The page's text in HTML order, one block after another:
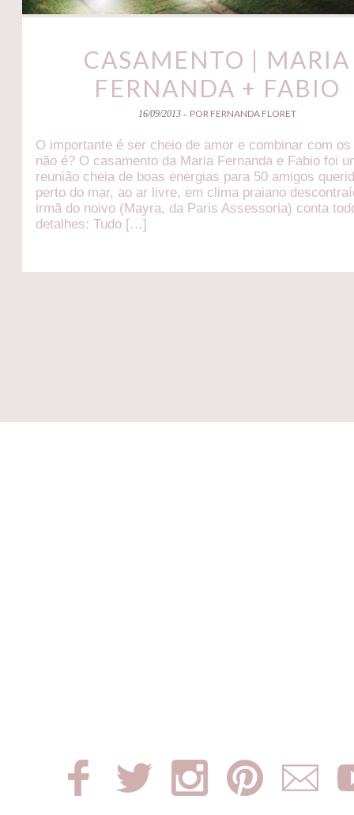
CASAMENTO | MARIA
FERNANDA + FABIO
16/09/2013 - POR FERNANDA FLORET
O importante é ser cheio de amor e combinar com
não é? O casamento da Maria Fernanda e Fabio foi
reunião cheia de boas energias para 50 amigos
perto do mar, ao ar livre, em clima praiano
irmã do noivo (Mayra, da Paris Assessoria) conta
detalhes: Tudo […]